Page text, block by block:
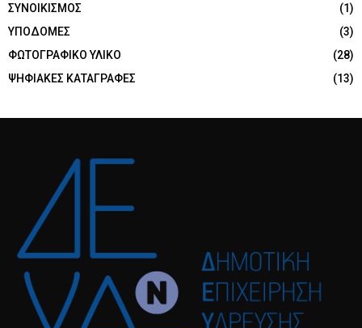
ΣΥΝΟΙΚΙΣΜΟΣ
(1)
ΥΠΟΔΟΜΕΣ
(3)
ΦΩΤΟΓΡΑΦΙΚΟ ΥΛΙΚΟ
(28)
ΨΗΦΙΑΚΕΣ ΚΑΤΑΓΡΑΦΕΣ
(13)